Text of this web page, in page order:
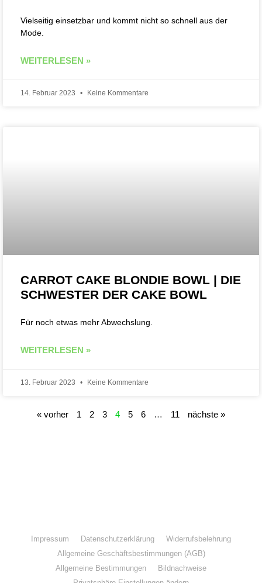
Vielseitig einsetzbar und kommt nicht so schnell aus der
Mode.
WEITERLESEN »
14. Februar 2023 Keine Kommentare
CARROT CAKE BLONDIE BOWL | DIE
SCHWESTER DER CAKE BOWL
Für noch etwas mehr Abwechslung.
WEITERLESEN »
13. Februar 2023 Keine Kommentare
« vorher 1 2 3 4 5 6 … 11 nächste »
Impressum Datenschutzerklärung
Widerrufsbelehrung
Allgemeine Geschäftsbestimmungen (AGB)
Allgemeine Bestimmungen
Bildnachweise